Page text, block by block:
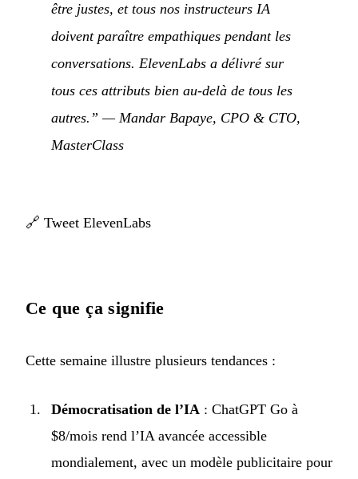
être justes, et tous nos instructeurs IA
doivent paraître empathiques pendant les
conversations. ElevenLabs a délivré sur
tous ces attributs bien au-delà de tous les
autres.” — Mandar Bapaye, CPO & CTO,
MasterClass
🔗 Tweet ElevenLabs
Ce que ça signifie
Cette semaine illustre plusieurs tendances :
Démocratisation de l’IA : ChatGPT Go à
$8/mois rend l’IA avancée accessible
mondialement, avec un modèle publicitaire pour